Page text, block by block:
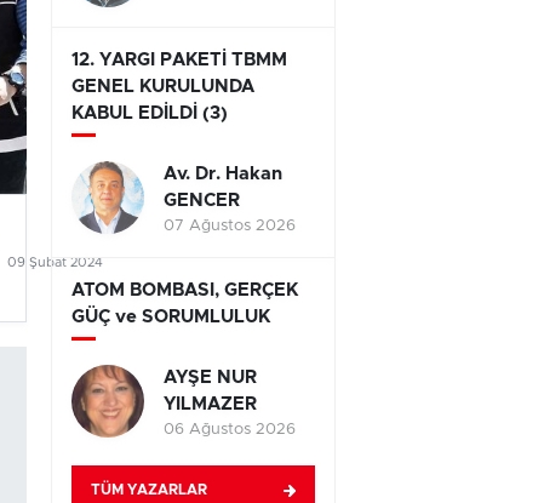
09 Şubat 2024
12. YARGI PAKETİ TBMM
GENEL KURULUNDA
KABUL EDİLDİ (3)
Av. Dr. Hakan
GENCER
07 Ağustos 2026
ATOM BOMBASI, GERÇEK
GÜÇ ve SORUMLULUK
AYŞE NUR
YILMAZER
06 Ağustos 2026
TÜM YAZARLAR